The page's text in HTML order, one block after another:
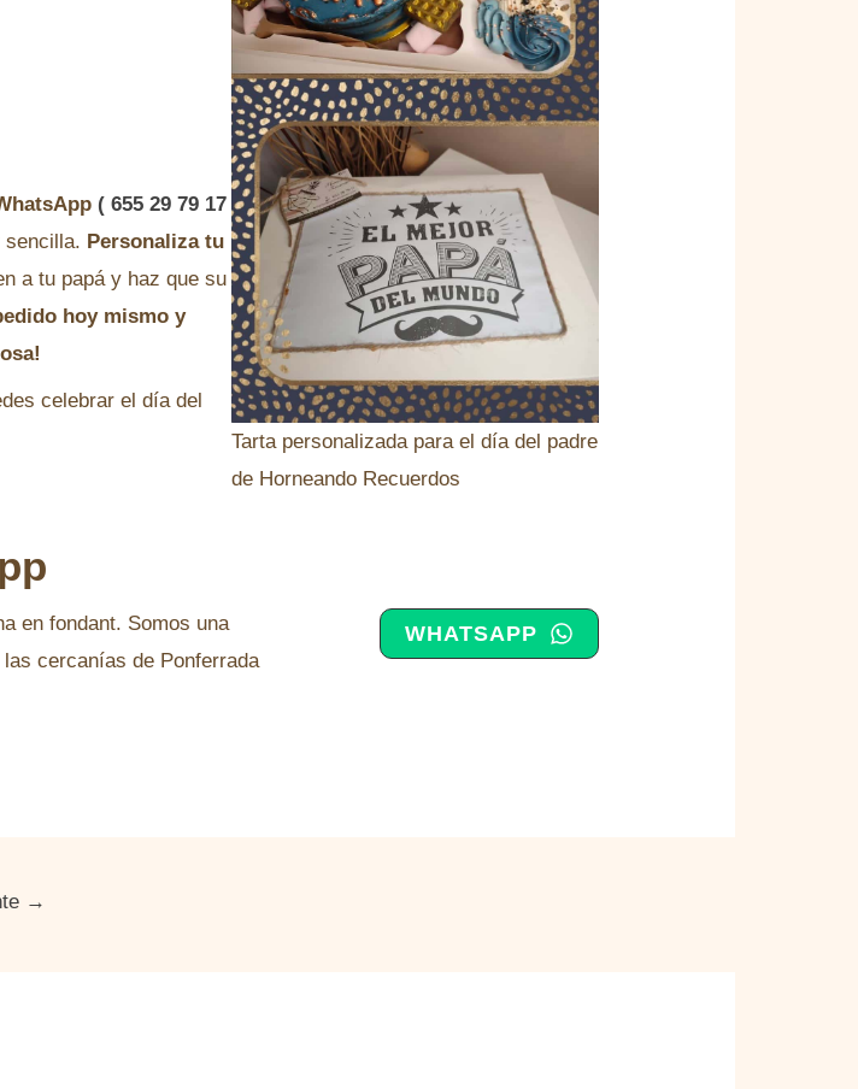
( 655 29 79 17
sencilla. Personaliza tu
a tu papá y haz que su
hoy mismo y
celebrar el día del
Tarta personalizada para el día del padre
de Horneando Recuerdos
en fondant. Somos una
cercanías de Ponferrada
WHATSAPP
→